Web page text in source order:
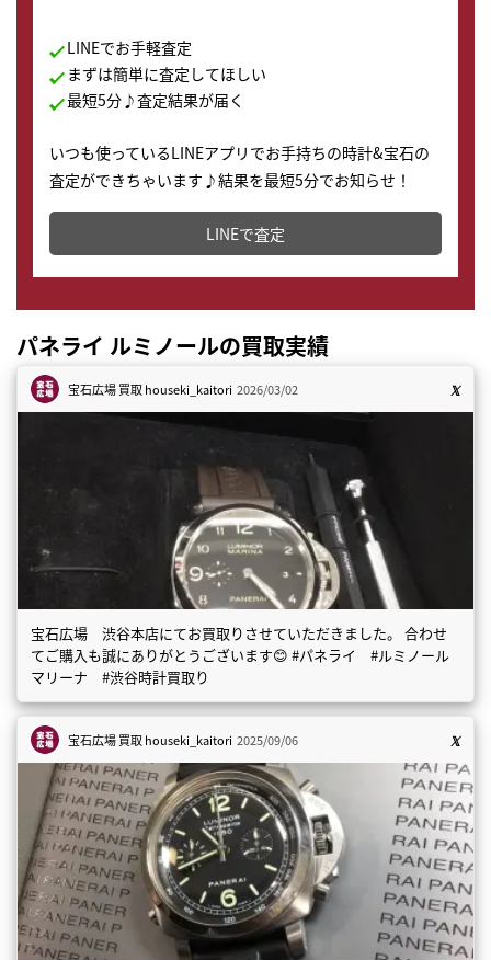
LINEでお手軽査定
まずは簡単に査定してほしい
最短5分♪査定結果が届く
いつも使っているLINEアプリでお手持ちの時計&宝石の
査定ができちゃいます♪結果を最短5分でお知らせ！
どこからでもすぐに査定金額を知ることが出来ます。
LINEで査定
パネライ ルミノールの買取実績
宝石広場 買取houseki_kaitori 2026/03/02
宝石広場 渋谷本店にてお買取りさせていただきました。 合わせ
てご購入も誠にありがとうございます😊 #パネライ #ルミノール
マリーナ #渋谷時計買取り
宝石広場 買取houseki_kaitori 2025/09/06